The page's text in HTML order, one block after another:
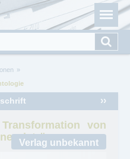
unabhängige Portal für
& eBooks
››
von